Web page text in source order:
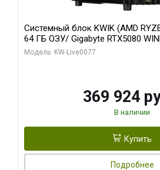
Системный блок KWIK (AMD
64 ГБ ОЗУ/ Gigabyte RTX5080
16GB GDDR7 256b/ 960 ГБ SSD)
Модель: KW-Live0077
369 924
В наличии
Купить
Подробнее